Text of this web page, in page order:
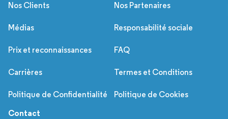
Nos Clients Nos Partenaires
Médias Responsabilité sociale
Prix et reconnaissances FAQ
Carrières Termes et Conditions
Politique de Confidentialité Politique de Cookies
Contact